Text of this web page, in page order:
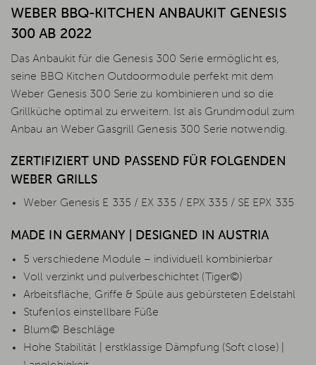
WEBER BBQ-KITCHEN ANBAUKIT GENESIS
300 AB 2022
Das Anbaukit für die Genesis 300 Serie ermöglicht es,
seine BBQ Kitchen Outdoormodule perfekt mit dem
Weber Genesis 300 Serie zu kombinieren und so die
Grillküche optimal zu erweitern. Ist als Grundmodul zum
Anbau an Weber Gasgrill Genesis 300 Serie notwendig.
ZERTIFIZIERT UND PASSEND FÜR FOLGENDEN
WEBER GRILLS
Weber Genesis E 335 / EX 335 / EPX 335 / SE EPX 335
MADE IN GERMANY | DESIGNED IN AUSTRIA
5 verschiedene Module – individuell kombinierbar
Voll verzinkt und pulverbeschichtet (Tiger©)
Arbeitsfläche, Griffe & Spüle aus gebürsteten Edelstahl
Stufenlos einstellbare Füße
Blum© Beschläge
Hohe Stabilität | erstklassige Dämpfung (Soft close) |